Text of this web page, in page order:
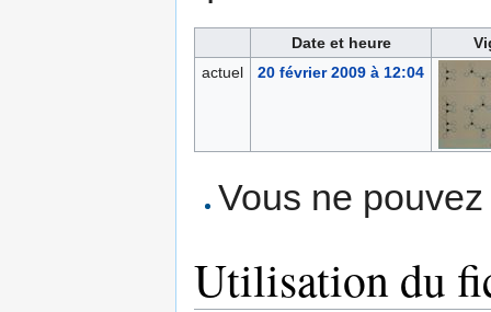
Date et heure
actuel
20 février 2009 à 12:04
Vous ne
Utilisation du